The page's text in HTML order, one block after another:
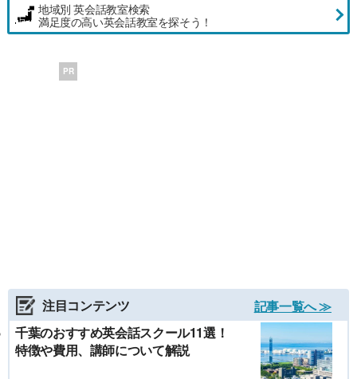
地域別 英会話教室検索
満足度の高い英会話教室を探そう！
PR
注目コンテンツ
記事一覧へ ≫
千葉のおすすめ英会話スクール11選！
特徴や費用、講師について解説